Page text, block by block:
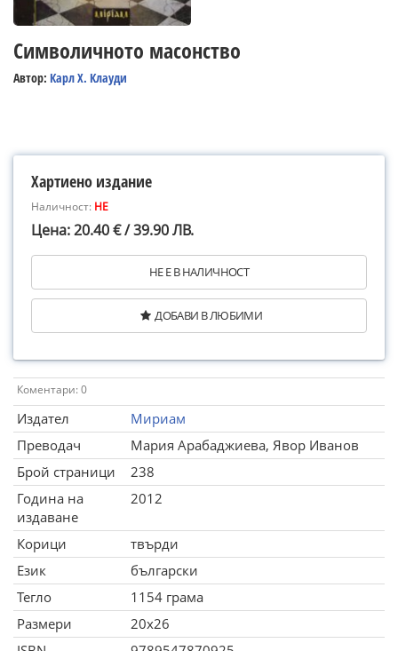
Символичното масонство
Автор: Карл Х. Клауди
Хартиено издание
Наличност: НЕ
Цена: 20.40 € / 39.90 ЛВ.
НЕ Е В НАЛИЧНОСТ
ДОБАВИ В ЛЮБИМИ
Коментари: 0
Издател
Мириам
Преводач
Мария Арабаджиева, Явор Иванов
Брой страници
238
Година на
издаване
2012
Корици
твърди
Език
български
Тегло
1154 грама
Размери
20x26